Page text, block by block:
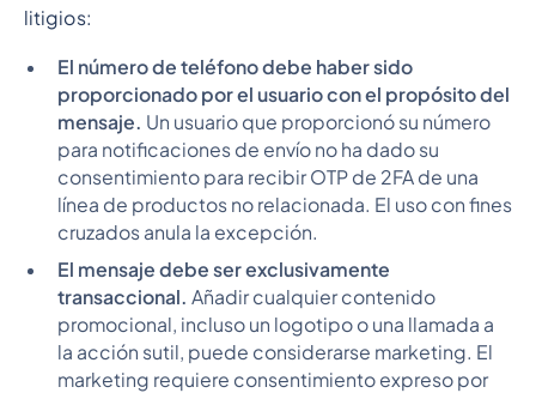
litigios:
El número de teléfono debe haber sido
proporcionado por el usuario con el propósito del
mensaje. Un usuario que proporcionó su número
para notificaciones de envío no ha dado su
consentimiento para recibir OTP de 2FA de una
línea de productos no relacionada. El uso con fines
cruzados anula la excepción.
El mensaje debe ser exclusivamente
transaccional. Añadir cualquier contenido
promocional, incluso un logotipo o una llamada a
la acción sutil, puede considerarse marketing. El
marketing requiere consentimiento expreso por